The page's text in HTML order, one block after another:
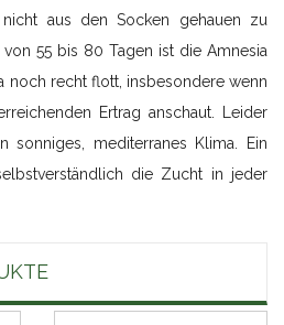
aus den Socken gehauen zu
55 bis 80 Tagen ist die Amnesia
noch recht flott, insbesondere wenn
Ertrag anschaut. Leider
sonniges, mediterranes Klima. Ein
die Zucht in jeder